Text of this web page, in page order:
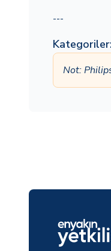
---
Kategoriler:
Not: